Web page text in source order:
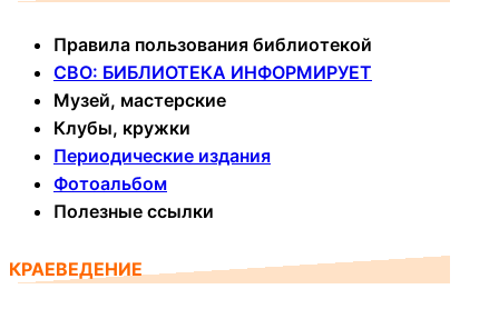
Правила пользования библиотекой
СВО: БИБЛИОТЕКА ИНФОРМИРУЕТ
Музей, мастерские
Клубы, кружки
Периодические издания
Фотоальбом
Полезные ссылки
КРАЕВЕДЕНИЕ